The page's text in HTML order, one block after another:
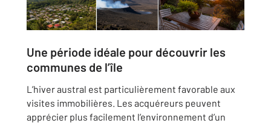
Une période idéale pour découvrir les
communes de l’île
L’hiver austral est particulièrement favorable aux
visites immobilières. Les acquéreurs peuvent
apprécier plus facilement l’environnement d’un